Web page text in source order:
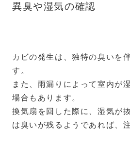
異臭や湿気の確認
カビの発生は、独特の臭いを
す。
また、雨漏りによって室内が
場合もあります。
換気扇を回した際に、湿気が
は臭いが残るようであれば、